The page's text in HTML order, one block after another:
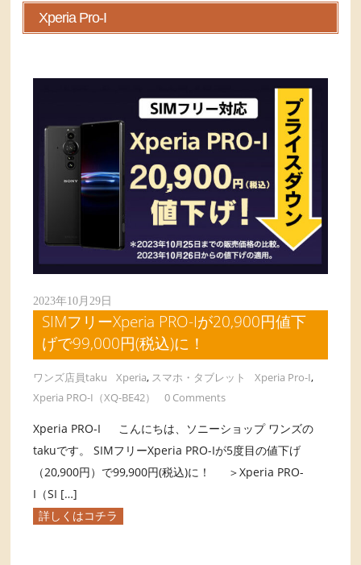
Xperia Pro-I
2023年10月29日
SIMフリーXperia PRO-Iが20,900円値下
げで99,000円(税込)に！
ワンズ店員taku Xperia, スマホ・タブレット Xperia Pro-I,
Xperia PRO-I（XQ-BE42）
0 Comments
Xperia PRO-I こんにちは、ソニーショップ ワンズの
takuです。 SIMフリーXperia PRO-Iが5度目の値下げ
（20,900円）で99,900円(税込)に！ ＞Xperia PRO-
I（SI […]
詳しくはコチラ